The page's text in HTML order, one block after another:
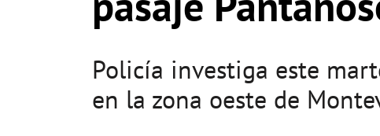
Policía investiga este
en la zona oeste de